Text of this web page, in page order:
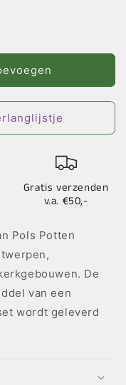
Gratis verzenden
v.a. €50,-
Pols Potten
De
van een
wordt geleverd